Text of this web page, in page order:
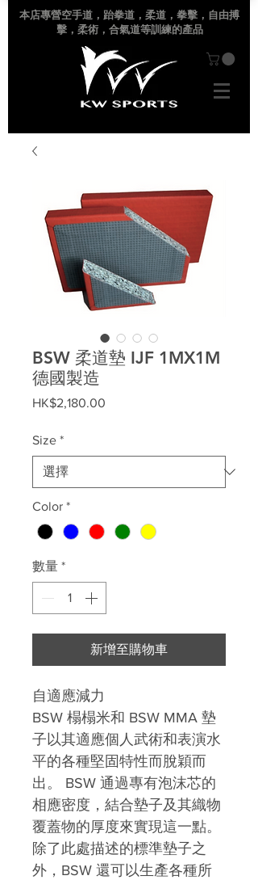
本店專營空手道 ，跆拳道，柔道，拳擊，自由搏
擊，柔術，合氣道等訓練的產品
BSW 柔道墊 IJF 1MX1M
德國製造
HK$2,180.00
Size *
Color *
數量 *
新增至購物車
自適應減力
BSW 榻榻米和 BSW MMA 墊
子以其適應個人武術和表演水
平的各種堅固特性而脫穎而
出。 BSW 通過專有泡沫芯的
相應密度，結合墊子及其織物
覆蓋物的厚度來實現這一點。
除了此處描述的標準墊子之
外，BSW 還可以生產各種所